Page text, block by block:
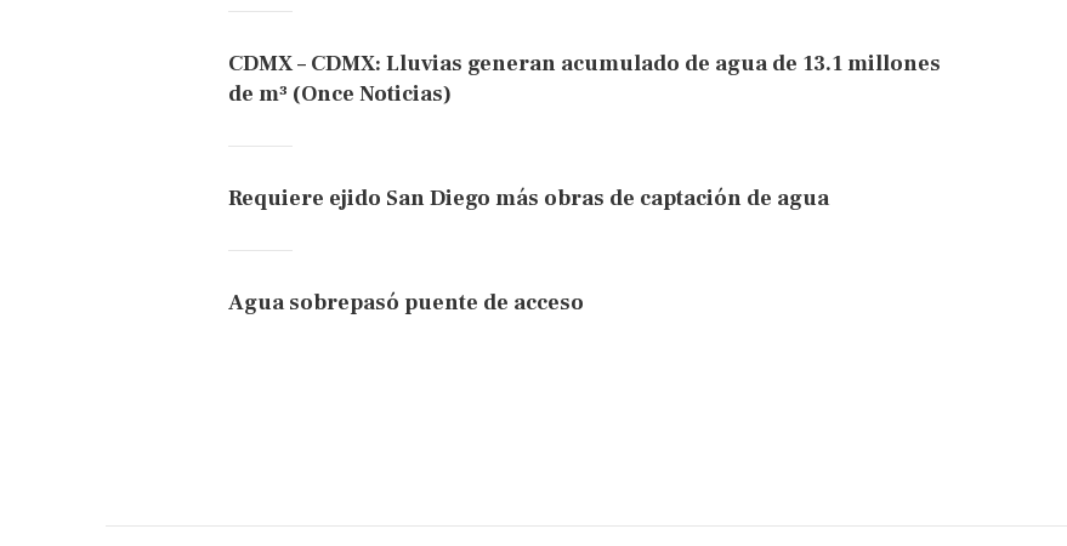
CDMX – CDMX: Lluvias generan acumulado de agua de 13.1 millones
de m³ (Once Noticias)
Requiere ejido San Diego más obras de captación de agua
Agua sobrepasó puente de acceso